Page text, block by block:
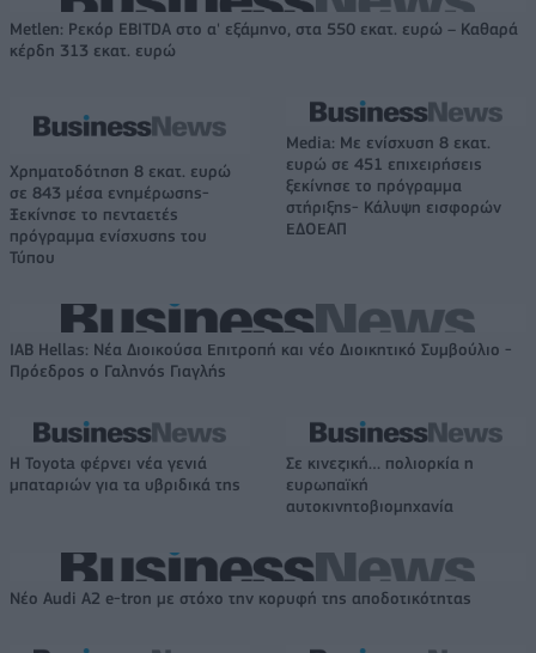
Metlen: Ρεκόρ EBITDA στο α' εξάμηνο, στα 550 εκατ. ευρώ – Καθαρά
κέρδη 313 εκατ. ευρώ
Χρηματοδότηση 8 εκατ. ευρώ
σε 843 μέσα ενημέρωσης-
Ξεκίνησε το πενταετές
πρόγραμμα ενίσχυσης του
Τύπου
Media: Με ενίσχυση 8 εκατ.
ευρώ σε 451 επιχειρήσεις
ξεκίνησε το πρόγραμμα
στήριξης- Κάλυψη εισφορών
ΕΔΟΕΑΠ
IAB Hellas: Νέα Διοικούσα Επιτροπή και νέο Διοικητικό Συμβούλιο -
Πρόεδρος ο Γαληνός Γιαγλής
Η Toyota φέρνει νέα γενιά
μπαταριών για τα υβριδικά της
Σε κινεζική… πολιορκία η
ευρωπαϊκή
αυτοκινητοβιομηχανία
Νέο Audi A2 e-tron με στόχο την κορυφή της αποδοτικότητας